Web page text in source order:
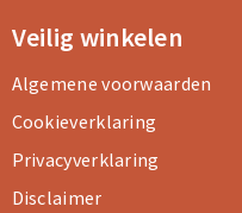
Veilig winkelen
Algemene voorwaarden
Cookieverklaring
Privacyverklaring
Disclaimer